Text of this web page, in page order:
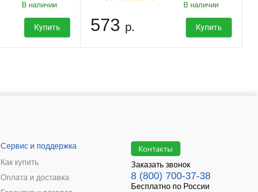
В наличии
Купить
В наличии
573 р. Купить
Сервис и поддержка
Как купить
Оплата и доставка
Контакты
Заказать звонок
8 (800) 700-37-38
Бесплатно по России